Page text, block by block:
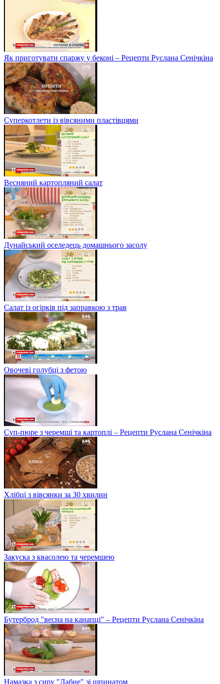
Як приготувати спаржу у беконі – Рецепти Руслана Сенічкіна
Суперкотлети із вівсяними пластівцями
Весняний картопляний салат
Дунайський оселедець домашнього засолу
Салат із огірків під заправкою з трав
Овочеві голубці з фетою
Суп-пюре з черемші та картоплі – Рецепти Руслана Сенічкіна
Хлібці з вівсянки за 30 хвилин
Закуска з квасолею та черемшею
Бутерброд "весна на канапці" – Рецепти Руслана Сенічкіна
Намазка з сиру "Лабне" зі шпинатом